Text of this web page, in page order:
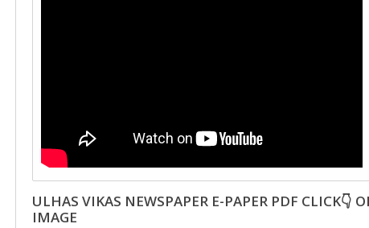
ULHAS VIKAS NEWSPAPER E-PAPER PDF CLICK👇
IMAGE